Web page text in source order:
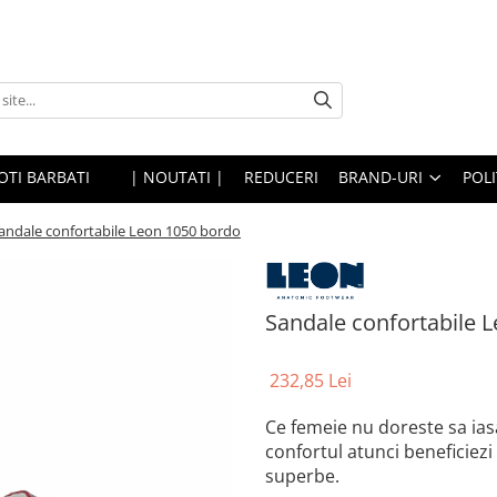
BARBATI | NOUTATI | REDUCERI BRAND-URI
confortabile Leon 1050 bordo
Sandale confortabile
232,85 Lei
Ce femeie nu doreste sa
confortul atunci
superbe.